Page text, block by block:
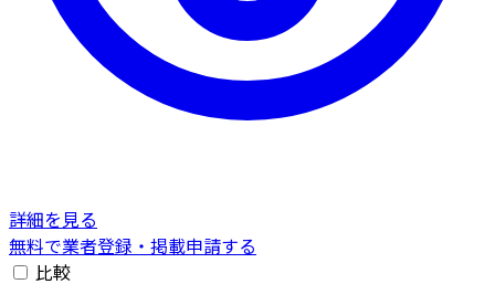
詳細を見る
無料で業者登録・掲載申請する
比較